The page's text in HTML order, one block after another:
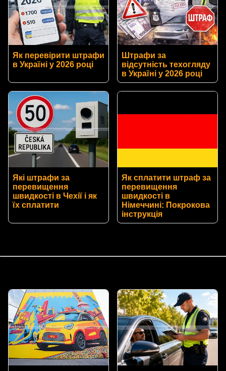
Як перевірити штрафи
в Україні у 2026 році
Штрафи за
відсутність техогляду
в Україні у 2026 році
Які штрафи за
перевищення
швидкості в Чехії і як
їх сплатити
Як сплатити штраф за
перевищення
швидкості в
Німеччині: Покрокова
інструкція